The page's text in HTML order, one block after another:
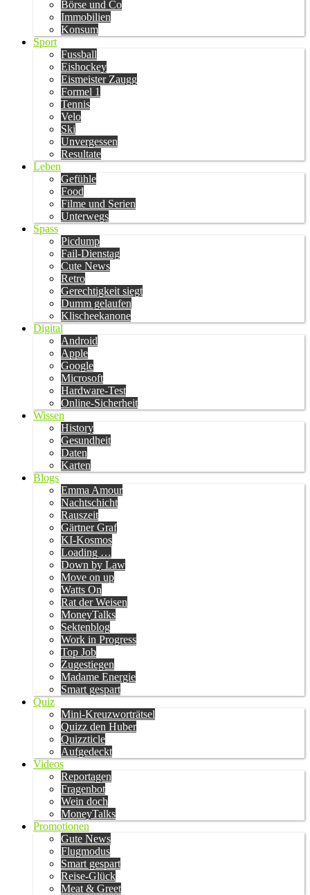
Börse und Co
Immobilien
Konsum
Sport
Fussball
Eishockey
Eismeister Zaugg
Formel 1
Tennis
Velo
Ski
Unvergessen
Resultate
Leben
Gefühle
Food
Filme und Serien
Unterwegs
Spass
Picdump
Fail-Dienstag
Cute News
Retro
Gerechtigkeit siegt
Dumm gelaufen
Klischeekanone
Digital
Android
Apple
Google
Microsoft
Hardware-Test
Online-Sicherheit
Wissen
History
Gesundheit
Daten
Karten
Blogs
Emma Amour
Nachtschicht
Rauszeit
Gärtner Graf
KI-Kosmos
Loading …
Down by Law
Move on up
Watts On
Rat der Weisen
MoneyTalks
Sektenblog
Work in Progress
Top Job
Zugestiegen
Madame Energie
Smart gespart
Quiz
Mini-Kreuzworträtsel
Quizz den Huber
Quizzticle
Aufgedeckt
Videos
Reportagen
Fragenbot
Wein doch
MoneyTalks
Promotionen
Gute News
Flugmodus
Smart gespart
Reise-Glück
Meat & Greet